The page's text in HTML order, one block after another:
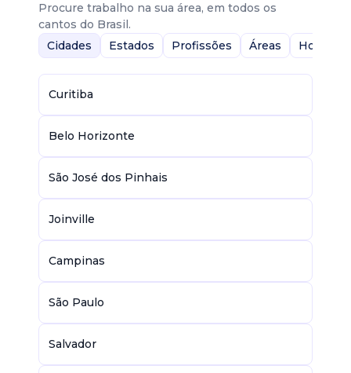
Procure trabalho na sua área, em todos os
cantos do Brasil.
Cidades
Estados Profissões Áreas Home-
Curitiba
Belo Horizonte
São José dos Pinhais
Joinville
Campinas
São Paulo
Salvador